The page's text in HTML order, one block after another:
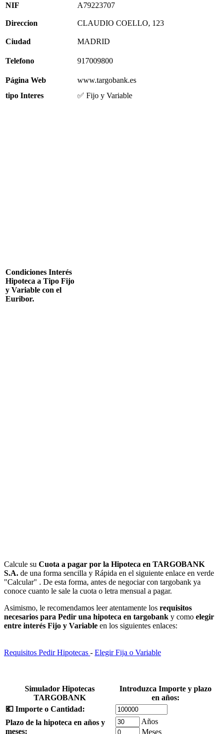
NIF A79223707
Direccion CLAUDIO COELLO, 123
Ciudad MADRID
Telefono 917009800
Página Web
www.targobank.es
tipo Interes
✅ Fijo y Variable
Condiciones Interés
Hipoteca a Tipo Fijo
y Variable con el
Euribor.
Calcule su Cuota a pagar por la Hipoteca en TARGOBANK
S.A. de una forma sencilla y Rápida en el siguiente enlace en verde
"Calcular" . De esta forma, antes de negociar con targobank ya
conoce cuanto le sale la cuota o letra mensual a pagar.
Asimismo, le recomendamos leer atentamente los requisitos
necesarios para Pedir una hipoteca en targobank y como elegir
entre interés Fijo y Variable en los siguientes enlaces:
Requisitos Pedir Hipotecas - Elegir Fija o Variable
Simulador Hipotecas
TARGOBANK
Introduzca Importe y plazo
en años:
💶 Importe o Cantidad:
Plazo de la hipoteca en años y
meses:
Años
Meses